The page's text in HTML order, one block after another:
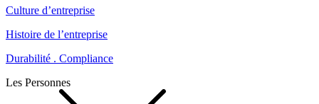
Culture d’entreprise
Histoire de l’entreprise
Durabilité . Compliance
Les Personnes